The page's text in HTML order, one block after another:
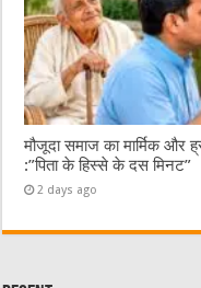
मौजूदा समाज का मार्मिक और
:”पिता के हिस्से के दस मिनट”
2 days ago